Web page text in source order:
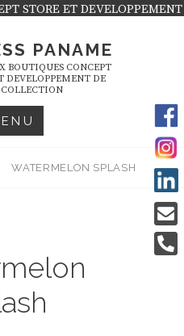
STORE ET DEVELOPPEMENT
PANAME
BOUTIQUES CONCEPT
DEVELOPPEMENT DE
COLLECTION
WATERMELON SPLASH